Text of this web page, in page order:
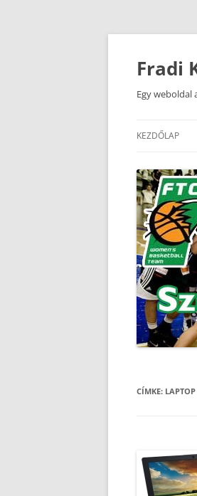
Kilépés
tartalomba
Fradi
Egy weboldal
KEZDŐLAP
CÍMKE: LAPTOP